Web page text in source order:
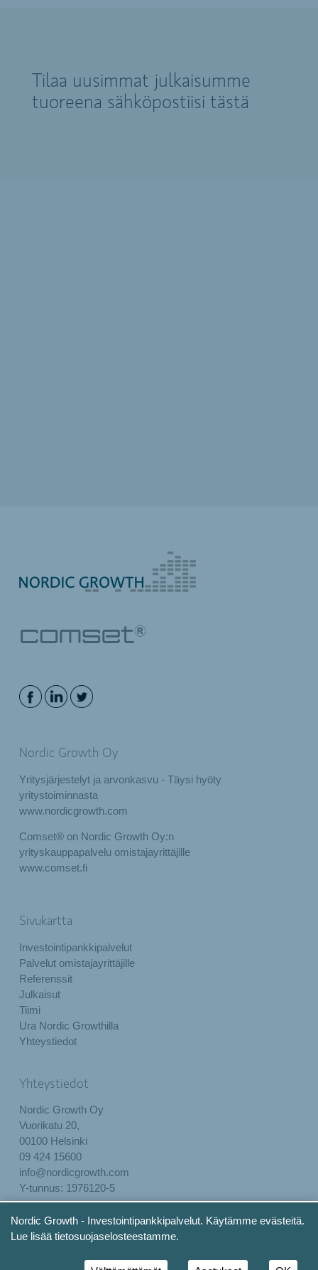
Nordic Growth - Investointipankkipalvelut. Käytämme evästeitä.
Lue lisää tietosuojaselosteestamme.
Tilaa uusimmat julkaisumme
tuoreena sähköpostiisi tästä
Nordic Growth Oy
Yritysjärjestelyt ja arvonkasvu - Täysi hyöty
yritystoiminnasta
www.nordicgrowth.com
Comset® on Nordic Growth Oy:n
yrityskauppapalvelu omistajayrittäjille
www.comset.fi
Sivukartta
Investointipankkipalvelut
Palvelut omistajayrittäjille
Referenssit
Julkaisut
Tiimi
Ura Nordic Growthilla
Yhteystiedot
Yhteystiedot
Nordic Growth Oy
Vuorikatu 20,
00100 Helsinki
09 424 15600
info@nordicgrowth.com
Y-tunnus: 1976120-5
Rekisteri- ja tietosuojaseloste